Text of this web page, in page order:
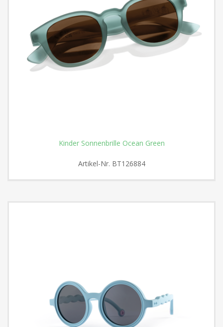
Kinder Sonnenbrille Ocean Green
Artikel-Nr. BT126884